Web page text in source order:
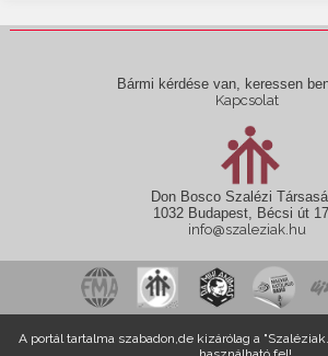
Bármi kérdése van, keressen
Kapcsolat
Don Bosco Szalézi
1032 Budapest, Bécsi út
info@szaleziak.hu
A portál tartalma szabadon,de kizárólag a